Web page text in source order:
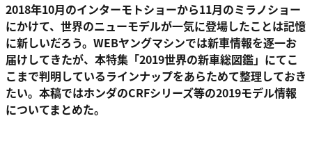
2018年10月のインターモトショーから11月のミラノショー
にかけて、世界のニューモデルが一気に登場したことは記憶
に新しいだろう。WEBヤングマシンでは新車情報を逐一お
届けしてきたが、本特集「2019世界の新車総図鑑」にてこ
こまで判明しているラインナップをあらためて整理しておき
たい。本稿ではホンダのCRFシリーズ等の2019モデル情報
についてまとめた。